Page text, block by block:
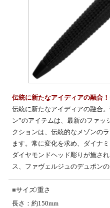
伝統に新たなアイディアの融合
伝統に新たなアイディアの融合
ン”のアイテムは、最新のファ
クションは、伝統的なメゾンの
ます。常に変化を求め、ダイナ
ダイヤモンドヘッド彫りが施さ
ス、ファヴェルジュのデュポン
サイズ/重さ
長さ：約150mm